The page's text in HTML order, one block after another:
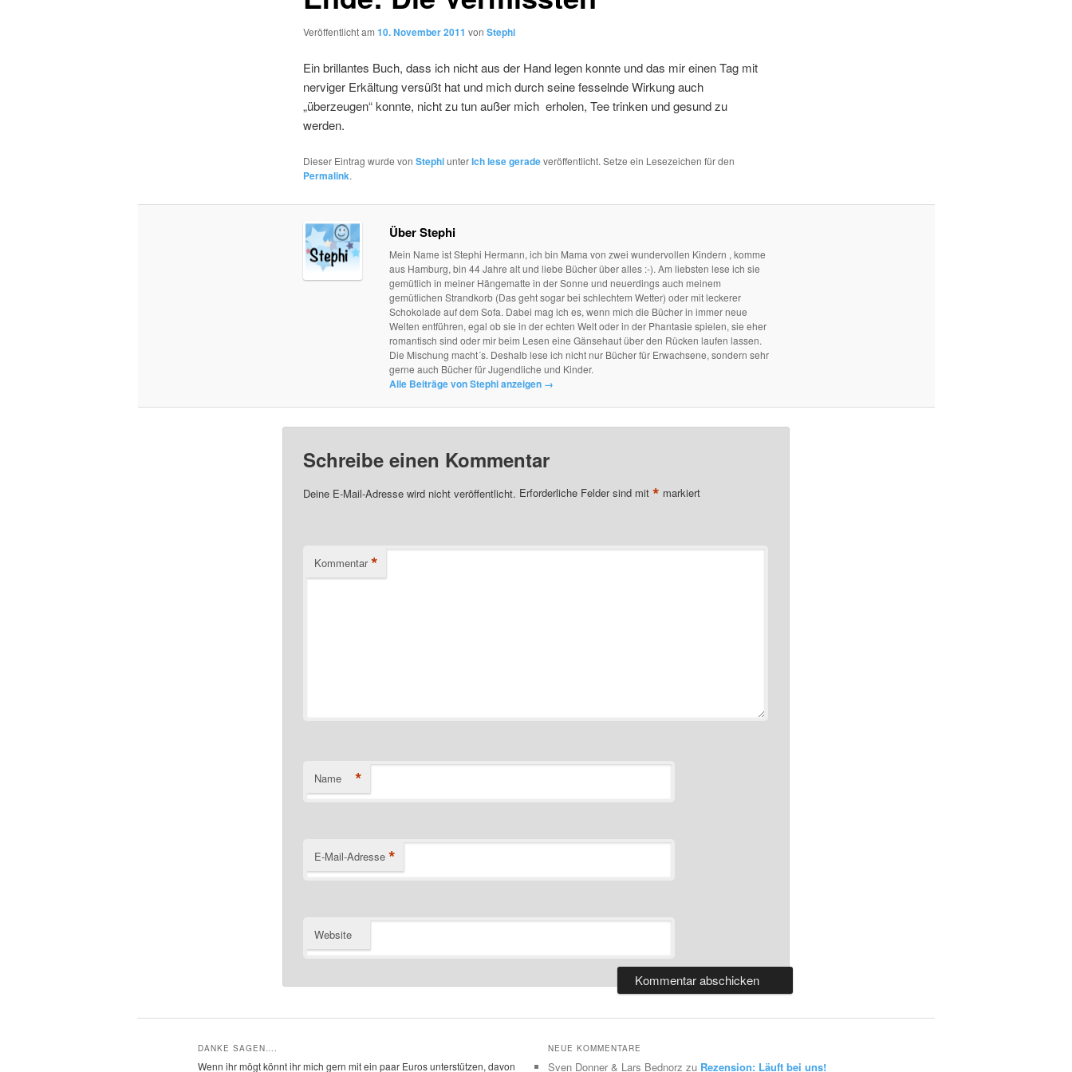
Veröffentlicht am 10. November 2011 von Stephi
Ein brillantes Buch, dass ich nicht aus der Hand legen konnte und das mir einen Tag mit
nerviger Erkältung versüßt hat und mich durch seine fesselnde Wirkung auch
„überzeugen“ konnte, nicht zu tun außer mich erholen, Tee trinken und gesund zu
werden.
Dieser Eintrag wurde von StephiunterIch lese geradeveröffentlicht. Setze ein Lesezeichen für den
Permalink.
Über Stephi
Mein Name ist Stephi Hermann, ich bin Mama von zwei wundervollen Kindern , komme
aus Hamburg, bin 44 Jahre alt und liebe Bücher über alles :-). Am liebsten lese ich sie
gemütlich in meiner Hängematte in der Sonne und neuerdings auch meinem
gemütlichen Strandkorb (Das geht sogar bei schlechtem Wetter) oder mit leckerer
Schokolade auf dem Sofa. Dabei mag ich es, wenn mich die Bücher in immer neue
Welten entführen, egal ob sie in der echten Welt oder in der Phantasie spielen, sie eher
romantisch sind oder mir beim Lesen eine Gänsehaut über den Rücken laufen lassen.
Die Mischung macht´s. Deshalb lese ich nicht nur Bücher für Erwachsene, sondern sehr
gerne auch Bücher für Jugendliche und Kinder.
Alle Beiträge von Stephi anzeigen →
Schreibe einen Kommentar
Deine E-Mail-Adresse wird nicht veröffentlicht. Erforderliche Felder sind mit * markiert
Kommentar *
Name *
E-Mail-Adresse *
Website
DANKE SAGEN….
Wenn ihr mögt könnt ihr mich gern mit ein paar Euros unterstützen, davon
NEUE KOMMENTARE
Sven Donner & Lars Bednorz zu Rezension: Läuft bei uns!